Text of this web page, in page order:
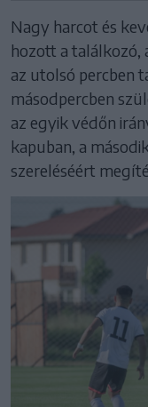
Nagy harcot és
hozott a találkozó,
az utolsó percben
másodpercben
az egyik védőn
kapuban, a
szereléséért